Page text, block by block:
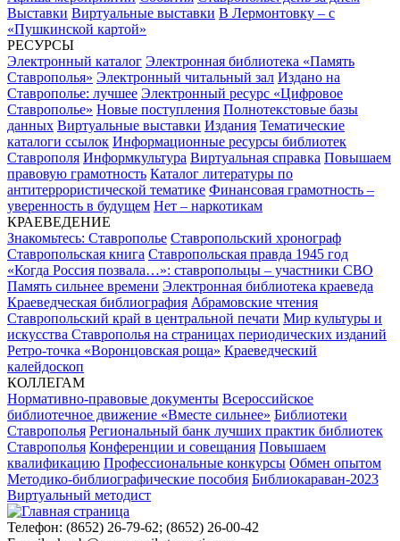
Выставки Виртуальные выставки В Лермонтовку – с
«Пушкинской картой»
РЕСУРСЫ
Электронный каталог Электронная библиотека «Память
Ставрополья» Электронный читальный зал Издано на
Ставрополье: лучшее Электронный ресурс «Цифровое
Ставрополье» Новые поступления Полнотекстовые базы
данных Виртуальные выставки Издания Тематические
каталоги ссылок Информационные ресурсы библиотек
Ставрополя Информкультура Виртуальная справка Повышаем
правовую грамотность Каталог литературы по
антитеррористической тематике Финансовая грамотность –
уверенность в будущем Нет – наркотикам
КРАЕВЕДЕНИЕ
Знакомьтесь: Ставрополье Ставропольский хронограф
Ставропольская книга Ставропольская правда 1945 год
«Когда Россия позвала…»: ставропольцы – участники СВО
Память сильнее времени Электронная библиотека краеведа
Краеведческая библиография Абрамовские чтения
Ставропольский край в центральной печати Мир культуры и
искусства Ставрополья на страницах периодических изданий
Ретро-точка «Воронцовская роща» Краеведческий
калейдоскоп
КОЛЛЕГАМ
Нормативно-правовые документы Всероссийское
библиотечное движение «Вместе сильнее» Библиотеки
Ставрополья Региональный банк лучших практик библиотек
Ставрополья Конференции и совещания Повышаем
квалификацию Профессиональные конкурсы Обмен опытом
Методико-библиографические пособия Библиокараван-2023
Виртуальный методист
Телефон: (8652) 26-79-62; (8652) 26-00-42